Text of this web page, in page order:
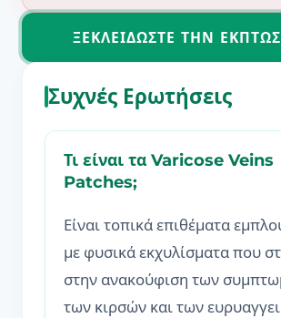
ΞΕΚΛΕΙΔΏΣΤΕ ΤΗΝ
Συχνές Ερωτήσεις
Τι είναι τα Varicose Veins
Patches;
Είναι τοπικά επιθέματα
με φυσικά εκχυλίσματα που
στην ανακούφιση των
των κιρσών και των